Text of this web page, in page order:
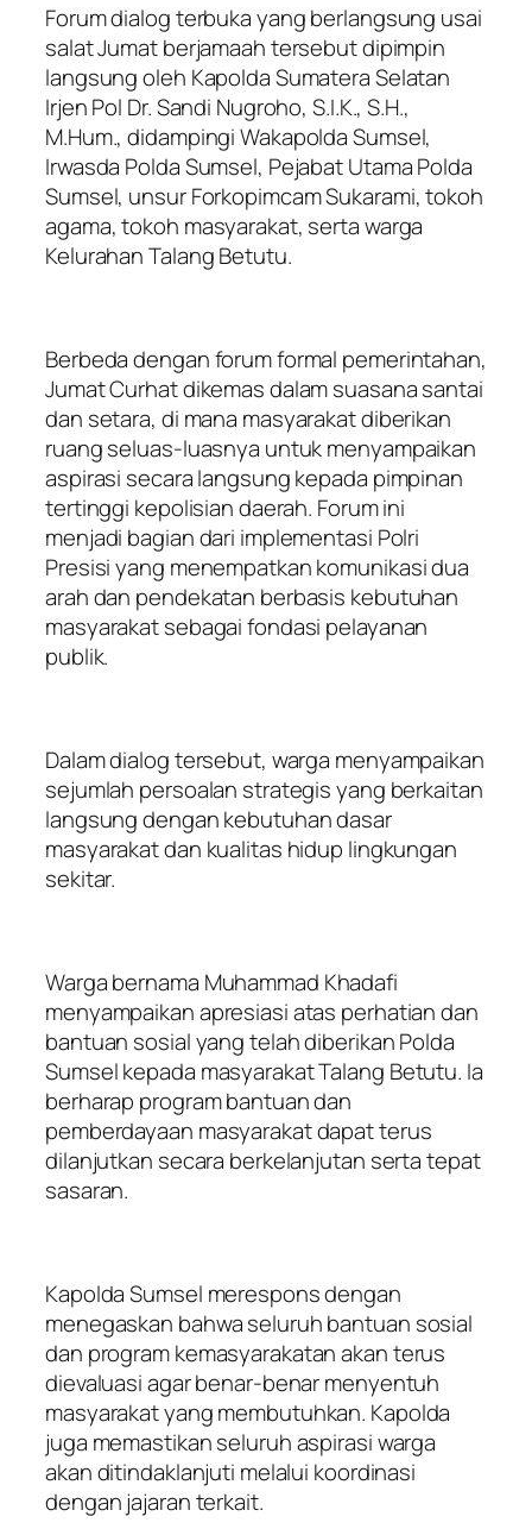
Forum dialog terbuka yang berlangsung usai
salat Jumat berjamaah tersebut dipimpin
langsung oleh Kapolda Sumatera Selatan
Irjen Pol Dr. Sandi Nugroho, S.I.K., S.H.,
M.Hum., didampingi Wakapolda Sumsel,
Irwasda Polda Sumsel, Pejabat Utama Polda
Sumsel, unsur Forkopimcam Sukarami, tokoh
agama, tokoh masyarakat, serta warga
Kelurahan Talang Betutu.
Berbeda dengan forum formal pemerintahan,
Jumat Curhat dikemas dalam suasana santai
dan setara, di mana masyarakat diberikan
ruang seluas-luasnya untuk menyampaikan
aspirasi secara langsung kepada pimpinan
tertinggi kepolisian daerah. Forum ini
menjadi bagian dari implementasi Polri
Presisi yang menempatkan komunikasi dua
arah dan pendekatan berbasis kebutuhan
masyarakat sebagai fondasi pelayanan
publik.
Dalam dialog tersebut, warga menyampaikan
sejumlah persoalan strategis yang berkaitan
langsung dengan kebutuhan dasar
masyarakat dan kualitas hidup lingkungan
sekitar.
Warga bernama Muhammad Khadafi
menyampaikan apresiasi atas perhatian dan
bantuan sosial yang telah diberikan Polda
Sumsel kepada masyarakat Talang Betutu. Ia
berharap program bantuan dan
pemberdayaan masyarakat dapat terus
dilanjutkan secara berkelanjutan serta tepat
sasaran.
Kapolda Sumsel merespons dengan
menegaskan bahwa seluruh bantuan sosial
dan program kemasyarakatan akan terus
dievaluasi agar benar-benar menyentuh
masyarakat yang membutuhkan. Kapolda
juga memastikan seluruh aspirasi warga
akan ditindaklanjuti melalui koordinasi
dengan jajaran terkait.